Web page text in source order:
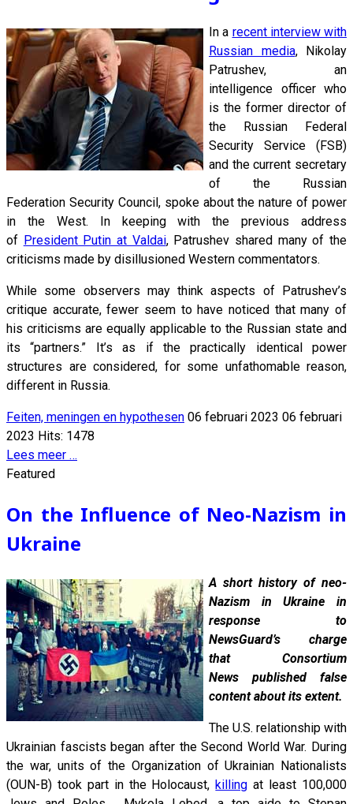
In a recent interview with
Russian media, Nikolay
Patrushev, an
intelligence officer who
is the former director of
the Russian Federal
Security Service (FSB)
and the current secretary
of the Russian
Federation Security Council, spoke about the nature of power
in the West. In keeping with the previous address
of President Putin at Valdai, Patrushev shared many of the
criticisms made by disillusioned Western commentators.
While some observers may think aspects of Patrushev’s
critique accurate, fewer seem to have noticed that many of
his criticisms are equally applicable to the Russian state and
its “partners.” It’s as if the practically identical power
structures are considered, for some unfathomable reason,
different in Russia.
Feiten, meningen en hypothesen 06 februari 2023 06 februari
2023 Hits: 1478
Lees meer …
Featured
On the Influence of Neo-Nazism in
Ukraine
A short history of neo-
Nazism in Ukraine in
response to
NewsGuard’s charge
that Consortium
News published false
content about its extent.
The U.S. relationship with
Ukrainian fascists began after the Second World War. During
the war, units of the Organization of Ukrainian Nationalists
(OUN-B) took part in the Holocaust,killing at least 100,000